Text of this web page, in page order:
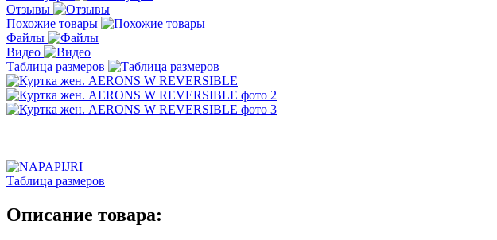
Отзывы
Похожие товары
Файлы
Видео
Таблица размеров
Таблица размеров
Описание товара: